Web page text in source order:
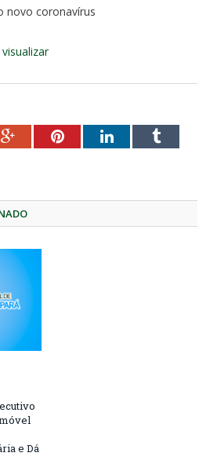
novo coronavírus
Google+PinterestLinkedInTumblr
e Dá